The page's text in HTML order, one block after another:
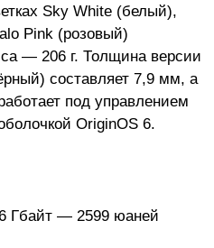
Sky White (белый),
Pink (розовый)
— 206 г. Толщина версии
составляет 7,9 мм, а
под управлением
OriginOS 6.
Гбайт — 2599 юаней